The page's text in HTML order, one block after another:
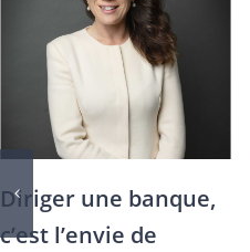
Diriger une banque,
c’est l’envie de